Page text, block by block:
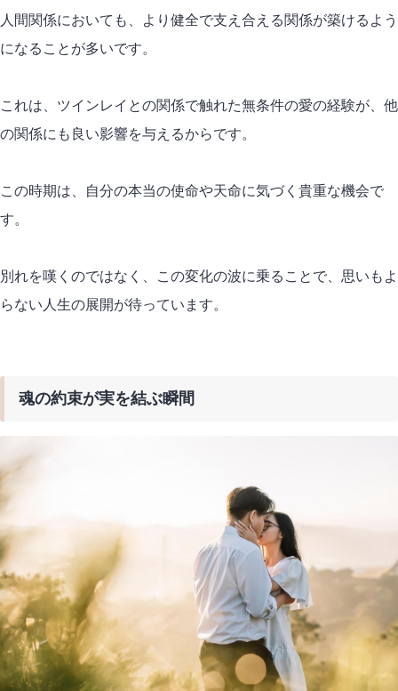
人間関係においても、より健全で支え合える関係が築けるよう
になることが多いです。
これは、ツインレイとの関係で触れた無条件の愛の経験が、他
の関係にも良い影響を与えるからです。
この時期は、自分の本当の使命や天命に気づく貴重な機会で
す。
別れを嘆くのではなく、この変化の波に乗ることで、思いもよ
らない人生の展開が待っています。
魂の約束が実を結ぶ瞬間